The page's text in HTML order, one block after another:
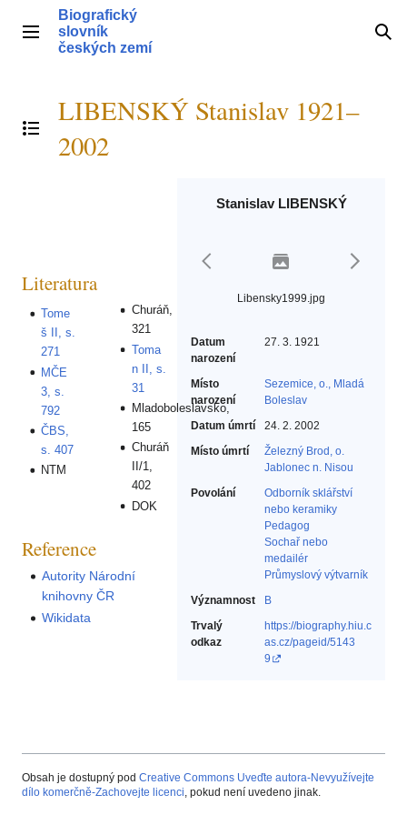
obsahHlavní menu
Biografický
slovník
českých zemí
Přepnout obsah
LIBENSKÝ Stanislav 1921–
2002
Stanislav LIBENSKÝ
Libensky1999.jpg
Datum
narození
27. 3. 1921
Místo
narození
Sezemice, o., Mladá
Boleslav
Datum úmrtí
24. 2. 2002
Místo úmrtí
Železný Brod, o.
Jablonec n. Nisou
Povolání
Odborník sklářství
nebo keramiky‎
Pedagog‎
Sochař nebo
medailér‎
Průmyslový výtvarník‎
Významnost
B
Trvalý
odkaz
https://biography.hiu.c
as.cz/pageid/5143
9
Literatura
Tome
š II, s.
271
MČE
3, s.
792
ČBS,
s. 407
NTM
Churáň,
321
Toma
n II, s.
31
Mladoboleslavsko,
165
Churáň
II/1,
402
DOK
Reference
Autority Národní
knihovny ČR
Wikidata
Obsah je dostupný pod Creative Commons Uveďte autora-Nevyužívejte
dílo komerčně-Zachovejte licenci, pokud není uvedeno jinak.